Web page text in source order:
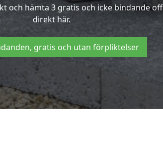
och hämta 3 gratis och icke bindande
direkt här.
gratis och utan förpliktelser